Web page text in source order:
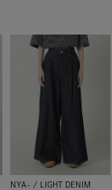
NYA- / LIGHT DENIM